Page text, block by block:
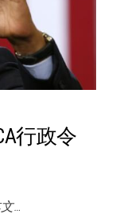
行政令
…